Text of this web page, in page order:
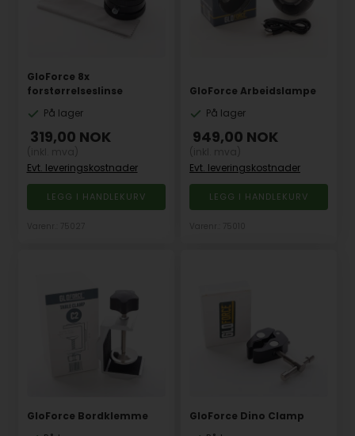
GloForce 8x
forstørrelseslinse
På lager
319,00 NOK
Evt. leveringskostnader
GloForce Arbeidslampe
På lager
949,00 NOK
Evt. leveringskostnader
GloForce Bordklemme
GloForce Dino Clamp